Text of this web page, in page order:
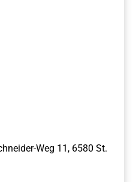
Weg 11, 6580 St.